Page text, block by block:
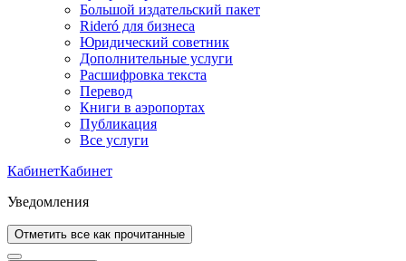
Большой издательский пакет
Rideró для бизнеса
Юридический советник
Дополнительные услуги
Расшифровка текста
Перевод
Книги в аэропортах
Публикация
Все услуги
КабинетКабинет
Уведомления
Отметить все как прочитанные